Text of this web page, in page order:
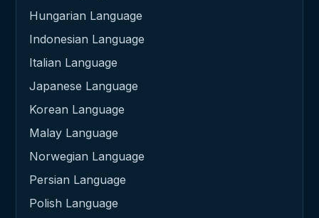
Hungarian Language
Indonesian Language
Italian Language
Japanese Language
Korean Language
Malay Language
Norwegian Language
Persian Language
Polish Language